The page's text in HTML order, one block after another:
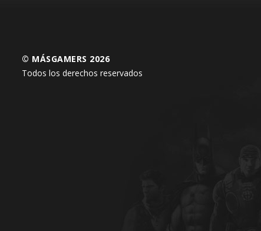
© MÁSGAMERS 2026
Todos los derechos reservados